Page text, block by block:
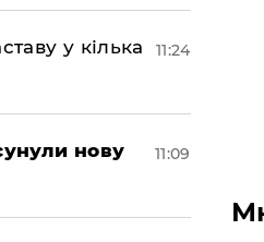
у кілька
11:24
нову
11:09